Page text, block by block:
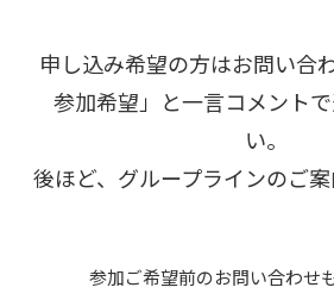
申し込み希望の方はお問い合
参加希望」と一言コメント
い。
後ほど、グループラインのご案
参加ご希望前のお問い合わせ